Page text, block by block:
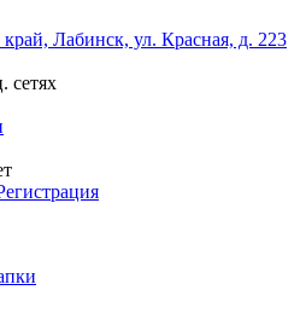
Лабинск, ул. Красная, д. 223
сетях